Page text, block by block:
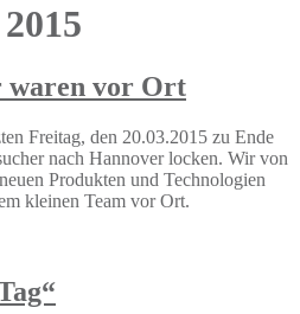
waren vor Ort
Freitag, den 20.03.2015 zu Ende
nach Hannover locken. Wir von
Produkten und Technologien
kleinen Team vor Ort.